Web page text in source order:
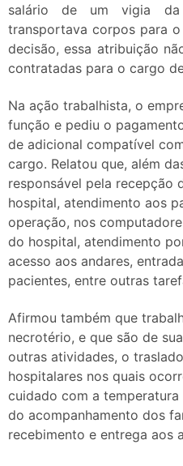
salário de um vigia da
transportava corpos para
decisão, essa atribuição
contratadas para o cargo
Na ação trabalhista, o
função e pediu o
de adicional compatível
cargo. Relatou que, além
responsável pela recepção
hospital, atendimento aos
operação, nos
do hospital, atendimento
acesso aos andares,
pacientes, entre outras
Afirmou também que
necrotério, e que são de
outras atividades, o
hospitalares nos quais
cuidado com a temperatura
do acompanhamento dos
recebimento e entrega aos